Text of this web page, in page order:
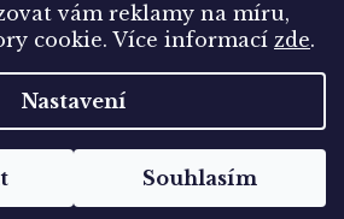
vám reklamy na míru,
cookie. Více informací zde.
Nastavení
Souhlasím
Pohlednice Sbírám.cz. Všechna
Upravit nastavení cookies